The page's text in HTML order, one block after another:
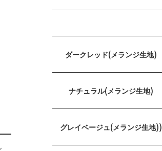
ダークレッド(メランジ生地)
ナチュラル(メランジ生地)
グレイベージュ(メランジ生地))